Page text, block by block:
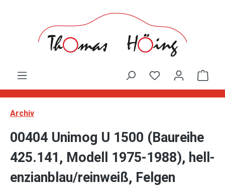
Archiv
00404 Unimog U 1500 (Baureihe
425.141, Modell 1975-1988), hell-
enzianblau/reinweiß, Felgen